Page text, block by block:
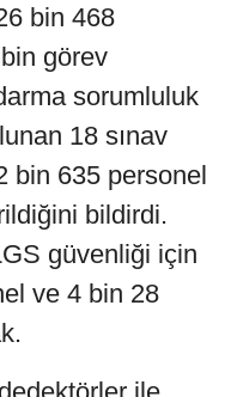
bin 468
görev
sorumluluk
18 sınav
bin 635 personel
bildirdi.
güvenliği için
ve 4 bin 28